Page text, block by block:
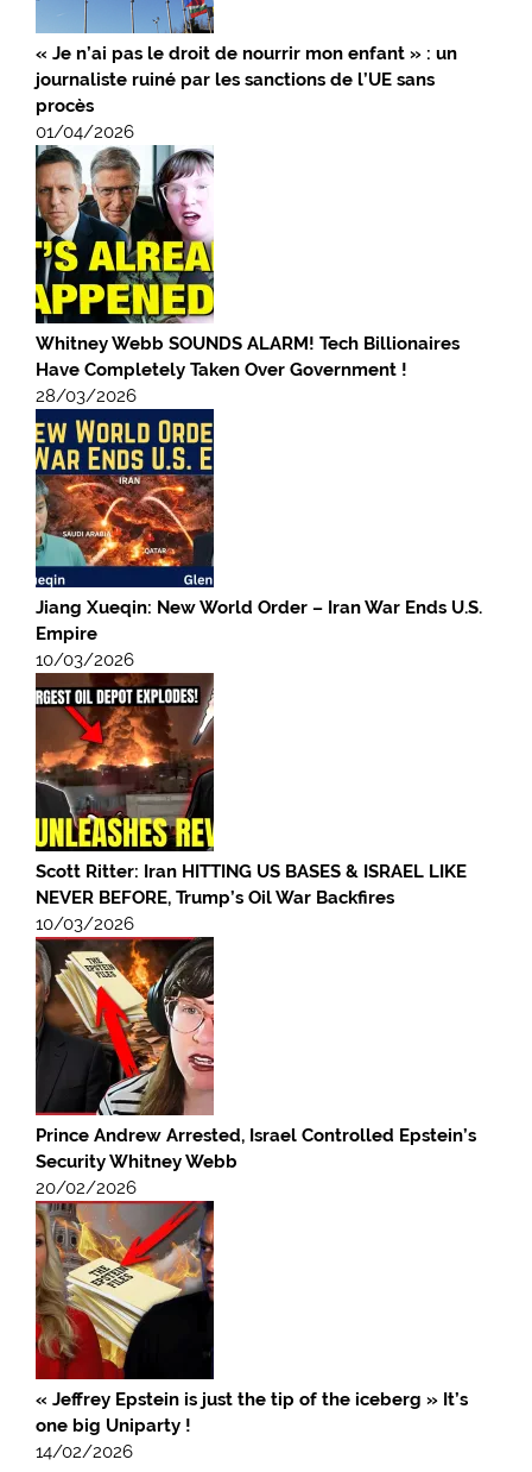
« Je n’ai pas le droit de nourrir mon enfant » : un
journaliste ruiné par les sanctions de l’UE sans
procès
01/04/2026
Whitney Webb SOUNDS ALARM! Tech Billionaires
Have Completely Taken Over Government !
28/03/2026
Jiang Xueqin: New World Order – Iran War Ends U.S.
Empire
10/03/2026
Scott Ritter: Iran HITTING US BASES & ISRAEL LIKE
NEVER BEFORE, Trump’s Oil War Backfires
10/03/2026
Prince Andrew Arrested, Israel Controlled Epstein’s
Security Whitney Webb
20/02/2026
« Jeffrey Epstein is just the tip of the iceberg » It’s
one big Uniparty !
14/02/2026